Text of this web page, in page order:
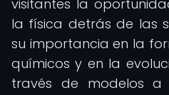
visitantes la
la física detrás de las
su importancia en la
químicos y en la
través de modelos a